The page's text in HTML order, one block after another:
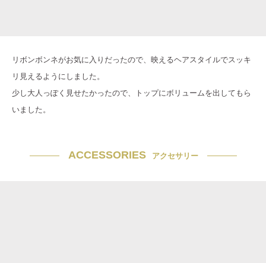
リボンボンネがお気に入りだったので、映えるヘアスタイルでスッキ
リ見えるようにしました。
少し大人っぽく見せたかったので、トップにボリュームを出してもら
いました。
ACCESSORIES アクセサリー